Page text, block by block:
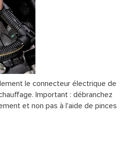
le connecteur électrique de
Important : débranchez
et non pas à l'aide de pinces